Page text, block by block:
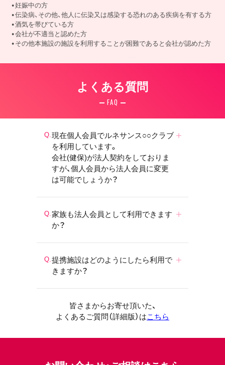
妊娠中の方
伝染病、その他、他人に伝染又は感染する恐れのある疾病を有する方
酒気を帯びている方
会社が不適当と認めた方
その他本施設の施設を利用することが困難であると会社が認めた方
よくある質問
FAQ
現在個人会員でルネサンス○○クラブ
を利用しています。
会社(健保)が法人契約をしておりま
すが、個人会員から法人会員に変更
は可能でしょうか？
家族も法人会員として利用できます
か？
提携施設はどのようにしたら利用で
きますか？
皆さまからお寄せ頂いた、
よくあるご質問（詳細版）はこちら